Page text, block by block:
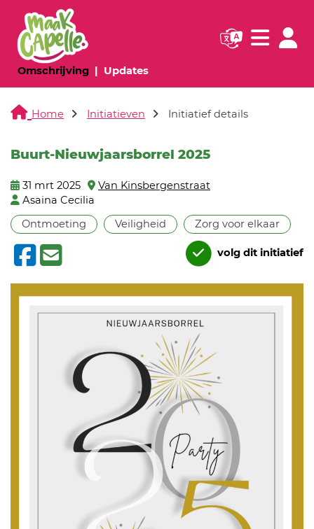
Omschrijving(huidige pagina)
Updates(huidige pagina)
Navigatie
Home Initiatieven Initiatief details
Buurt-Nieuwjaarsborrel 2025
31 mrt 2025
Van Kinsbergenstraat
Asaina Cecilia
Ontmoeting
Veiligheid Zorg voor elkaar
volg dit initiatief